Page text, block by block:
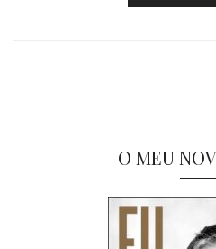
O MEU